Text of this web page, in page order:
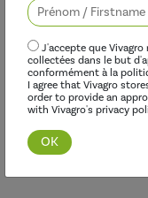
Découvrir cette
J'accepte que
collectées dans le but
conformément à la
I agree that Vivagro
order to provide an
with Vivagro's privacy